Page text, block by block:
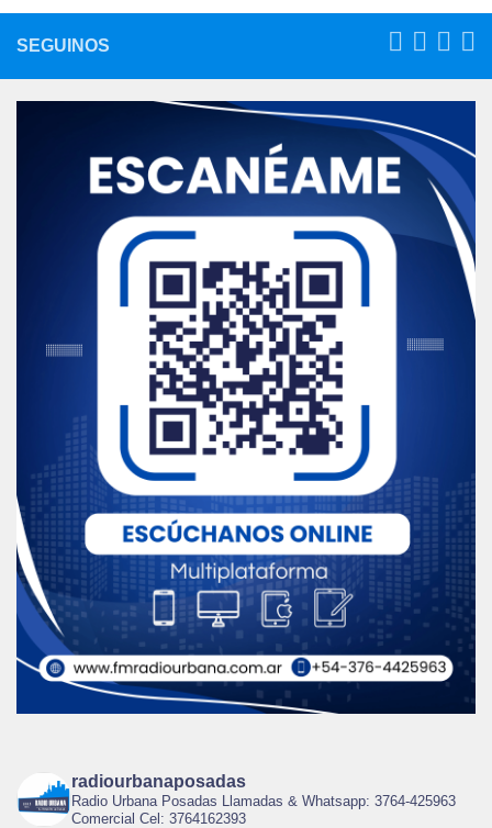
SEGUINOS
radiourbanaposadas
Radio Urbana Posadas Llamadas & Whatsapp: 3764-425963
Comercial Cel: 3764162393